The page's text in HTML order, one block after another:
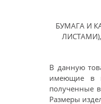
БУМАГА И
В данную
имеющие в
полученные
Размеры